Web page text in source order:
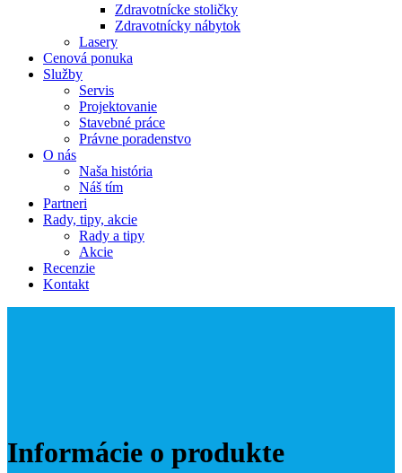
Zdravotnícke stoličky
Zdravotnícky nábytok
Lasery
Cenová ponuka
Služby
Servis
Projektovanie
Stavebné práce
Právne poradenstvo
O nás
Naša história
Náš tím
Partneri
Rady, tipy, akcie
Rady a tipy
Akcie
Recenzie
Kontakt
Informácie o produkte